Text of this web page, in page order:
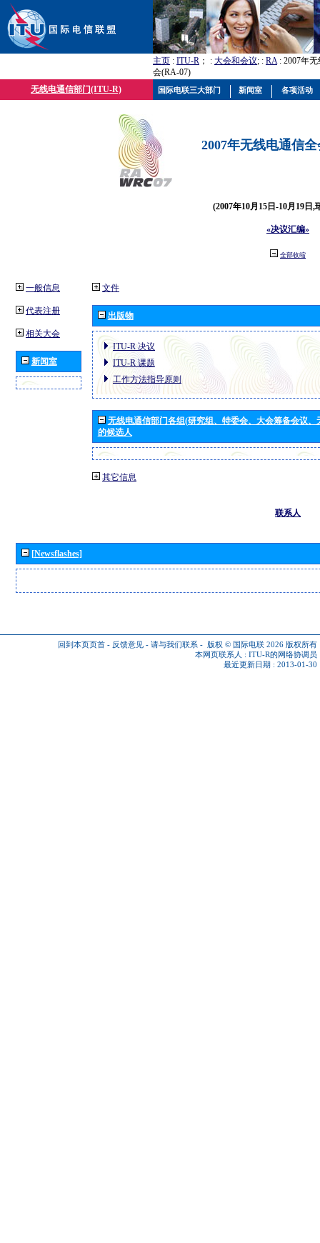
主页 : ITU-R ； : 大会和会议; : RA: 2007年
会(RA-07)
无线电通信部门(ITU-R)
2007年无线电通信
(2007年10月15日-10月19日,
«决议汇编»
全部收缩
一般信息
代表注册
相关大会
新闻室
文件
出版物
ITU-R 决议
ITU-R 课题
工作方法指导原则
无线电通信部门各组(研究组、特委会、大会筹备会议
的候选人
其它信息
联系人
[Newsflashes]
回到本页页首 - 反馈意见 - 请与我们联系 - 版权 © 国际电联 2026 版权所有
本网页联系人 : ITU-R的网络协调员
最近更新日期 : 2013-01-30
国际电联三大部门 新闻室 各项活动